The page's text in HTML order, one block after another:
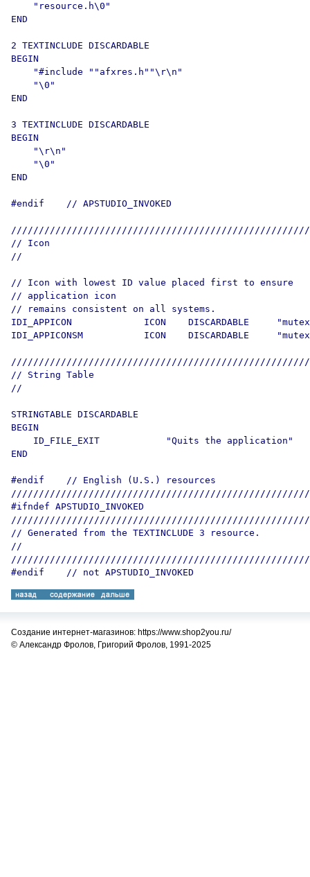
    "resource.h\0"
END
2 TEXTINCLUDE DISCARDABLE
BEGIN
    "#include ""afxres.h""\r\n"
    "\0"
END
3 TEXTINCLUDE DISCARDABLE
BEGIN
    "\r\n"
    "\0"
END
#endif    // APSTUDIO_INVOKED
// Icon
//
// Icon with lowest ID value placed first to ensure
// application icon
// remains consistent on all systems.
IDI_APPICON             ICON    DISCARDABLE
IDI_APPICONSM           ICON    DISCARDABLE
// String Table
//
STRINGTABLE DISCARDABLE
BEGIN
    ID_FILE_EXIT            "Quits the application"
END
#endif    // English (U.S.) resources
#ifndef APSTUDIO_INVOKED
// Generated from the TEXTINCLUDE 3 resource.
//
Создание интернет-магазинов: https://www.shop2you.ru/
© Александр Фролов, Григорий Фролов, 1991-2025